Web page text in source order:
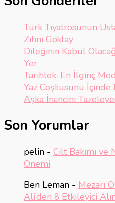
Türk Tiyatrosunun
Zihni Göktay
Dileğinin Kabul
Yer
Tarihteki En İlginç
Yaz Coşkusunu İçinde
Aşka İnancını
Son Yorumlar
pelin - Cilt Bakımı
Önemi
Ben Leman - Mezarı
Ali’den 8 Etkileyici